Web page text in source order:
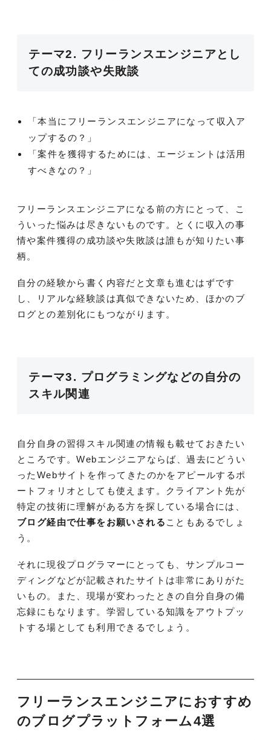
テーマ2. フリーランスエンジニアとし
ての成功談や失敗談
「本当にフリーランスエンジニアになって収入ア
ップするの？」
「案件を獲得するためには、エージェントは活用
すべきなの？」
フリーランスエンジニアになる前の方にとって、こ
ういった悩みは尽きないものです。とくに収入の事
情や案件獲得の成功談や失敗談は誰もが知りたい事
柄。
自分の経験から書く内容だと文章も進むはずです
し、リアルな経験談は真似できないため、ほかのブ
ログとの差別化にもつながります。
テーマ3. プログラミングなどの自分の
スキル関連
自分自身の習得スキル関連の情報も載せておきたい
ところです。Webエンジニアならば、過去にどうい
ったWebサイトを作ってきたのかをアピールするポ
ートフォリオとしても使えます。クライアント先が
特定の技術に理解がある方を探している場合には、
ブログ経由で仕事をお願いされる こともあるでしょ
う。
それに現役プログラマーにとっても、サンプルコー
ディングなどが記載されたサイトは非常にありがた
いもの。また、現場が変わったときの自分自身の備
忘録にもなります。学習している知識をアウトプッ
トする場としても利用できるでしょう。
フリーランスエンジニアにおすすめ
のブログプラットフォーム4選